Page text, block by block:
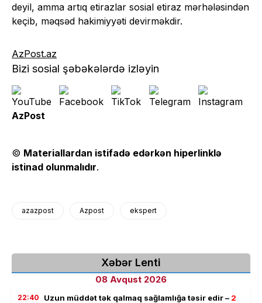
deyil, amma artıq etirazlar sosial etiraz mərhələsindən
keçib, məqsəd hakimiyyəti devirməkdir.
AzPost.az
Bizi sosial şəbəkələrdə izləyin
AzPost
© Materiallardan istifadə edərkən hiperlinklə
istinad olunmalıdır.
azazpost Azpost ekspert
Xəbər Lenti
08 Avqust 2026
22:40 Uzun müddət tək qalmaq sağlamlığa təsir edir – 2